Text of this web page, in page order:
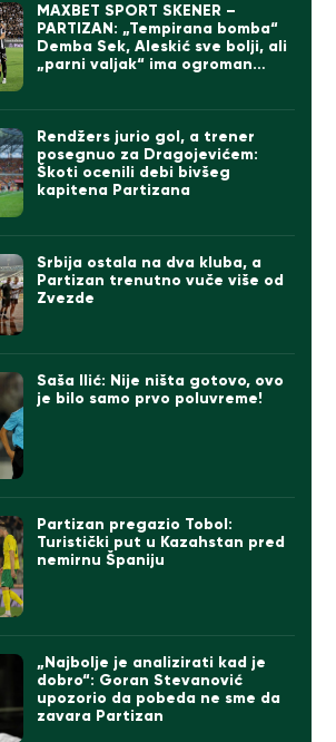
MAXBET SPORT SKENER –
PARTIZAN: „Tempirana bomba“
Demba Sek, Aleskić sve bolji, ali
„parni valjak“ ima ogroman
Rendžers jurio gol, a trener
posegnuo za Dragojevićem:
Škoti ocenili debi bivšeg
kapitena Partizana
Srbija ostala na dva kluba, a
Partizan trenutno vuče više od
Zvezde
Saša Ilić: Nije ništa gotovo, ovo
je bilo samo prvo poluvreme!
Partizan pregazio Tobol:
Turistički put u Kazahstan pred
nemirnu Španiju
„Najbolje je analizirati kad je
dobro“: Goran Stevanović
upozorio da pobeda ne sme da
zavara Partizan